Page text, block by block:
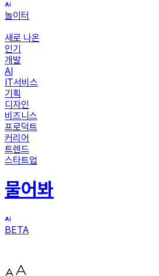
놀이터
새로 나온
인기
개발
AI
IT서비스
기획
디자인
비즈니스
프로덕트
커리어
트렌드
스타트업
물어봐
BETA